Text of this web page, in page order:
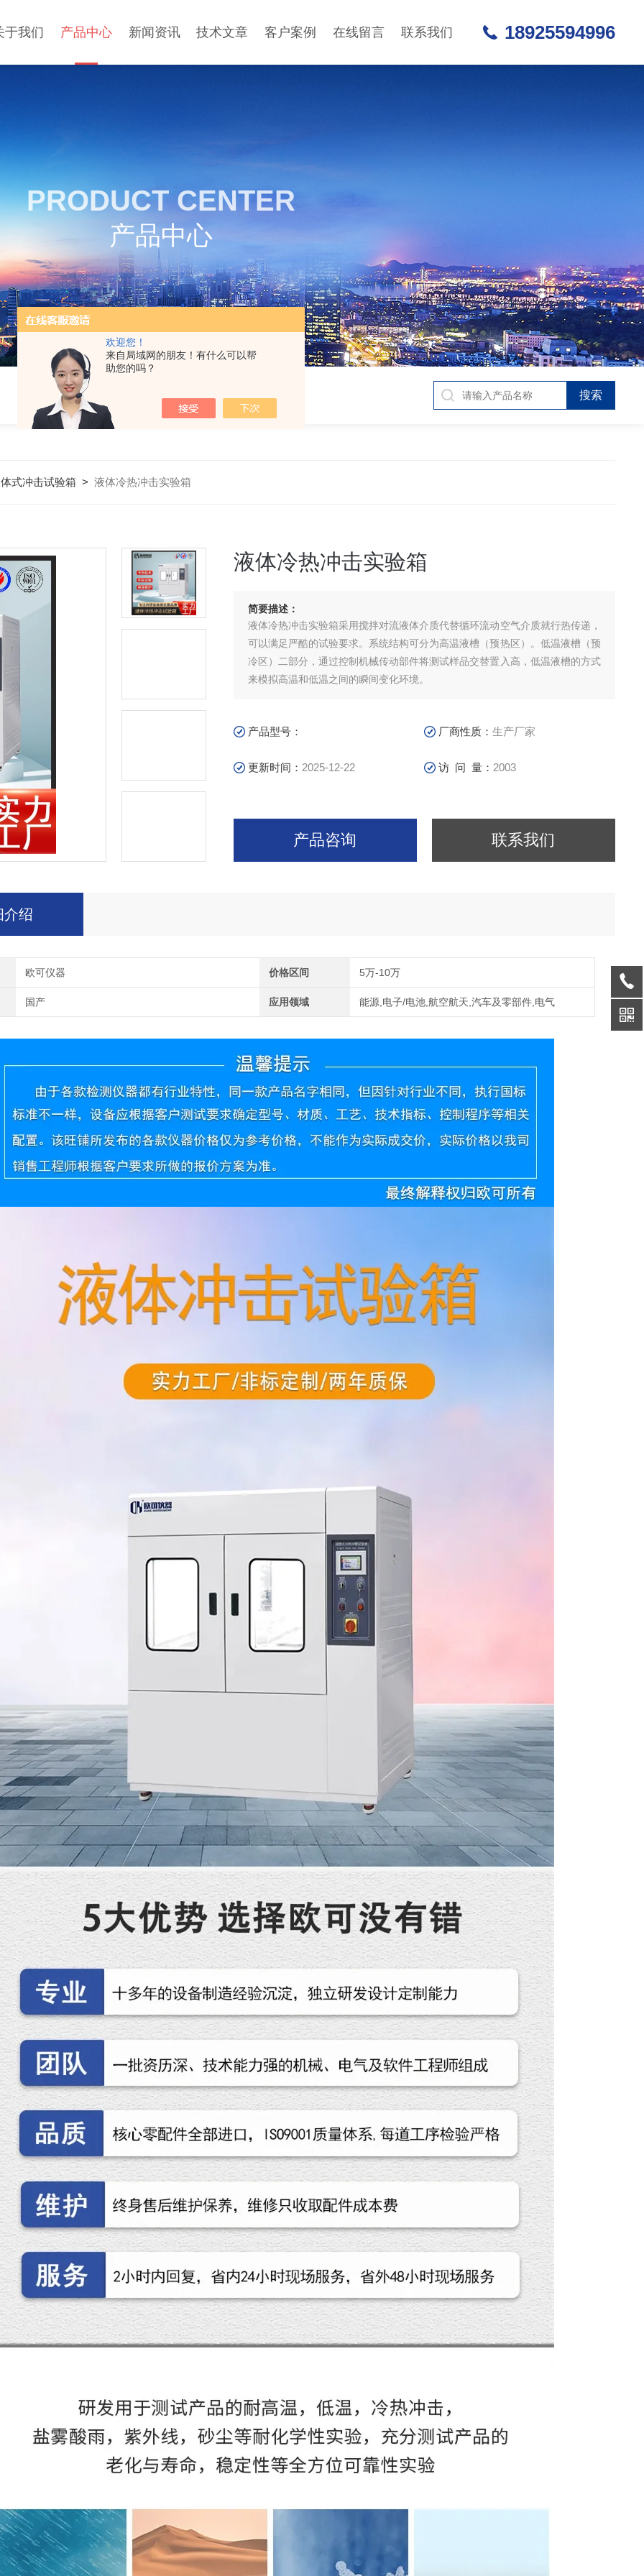
欢迎您！
来自局域网的朋友！有什么可以帮
助您的吗？
于我们 产品中心 新闻资讯 技术文章 客户案例 在线留言 联系我们 18925594996
PRODUCT CENTER
产品中心
式冲击试验箱 >液体冷热冲击实验箱
液体冷热冲击实验箱
简要描述：
液体冷热冲击实验箱采用搅拌对流液体介质代替循环流动空气介质就行热传递，
可以满足严酷的试验要求。系统结构可分为高温液槽（预热区）。低温液槽（预
冷区）二部分，通过控制机械传动部件将测试样品交替置入高，低温液槽的方式
来模拟高温和低温之间的瞬间变化环境。
产品型号： 厂商性质：生产厂家
更新时间： 2025-12-22 访 问 量： 2003
产品咨询 联系我们
介绍
欧可仪器 价格区间 5万-10万
国产 应用领域 能源,电子/电池,航空航天,汽车及零部件,电气